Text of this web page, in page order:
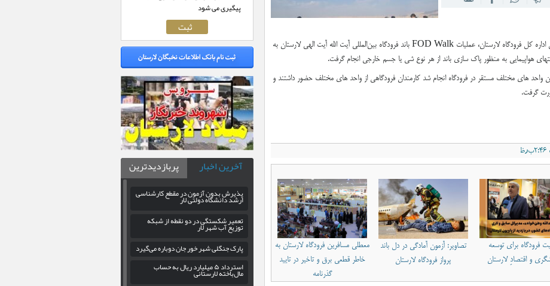
با قصه‌گویی» در کتابخانه عمومی بیرم
به گزارش میلاد لارستان به نقل از روابط عمومی اداره کل فرودگاه لارستان، عملیات FOD Walk باند فرودگاه بین‌المللی آیت الله آیت الهی لارستان به
هواپیمایی به منظور پاک سازی باند از هر نوع شی یا جسم خارجی انجام گرفت.
واحد های مختلف مستقر در فرودگاه انجام شد کارمندان فرودگاهی از واحد های مختلف حضور داشتند و
گرفت.
فرودگاه برای توسعه
و اقتصادِ لارستان
تصاویر: آزمون آمادگی در دل باند
پرواز فرودگاه لارستان
معطلی مسافرین فرودگاه لارستان به
خاطر قطعی برق و تاخیر در تایید
گذرنامه
پیگیری می شود
آخرین اخبار پربازدیدترین
پذیرش بدون آزمون در مقطع کارشناسی
ارشد دانشگاه دولتی لار
تعمیر شکستگی در دو نقطه از شبکه
توزیع آب شهر لار
پارک جنگلی شهر خور جان دوباره می‌گیرد
استرداد ۵ میلیارد ریال به حسابمال‌باخته لارستانی